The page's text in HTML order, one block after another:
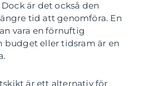
är det också den
tid att genomföra. En
vara en förnuftig
budget eller tidsram är en
är ett alternativ för